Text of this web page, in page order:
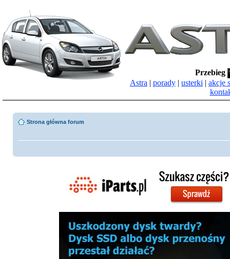
Przebieg
Astra | porady | usterki | akcje
Strona główna forum